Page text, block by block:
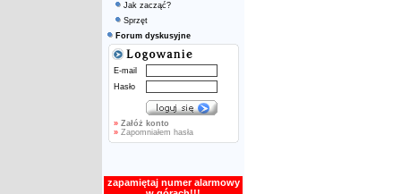
Jak zacząć?
Sprzęt
Forum dyskusyjne
E-mail
Hasło
» Załóż konto
»Zapomniałem hasła
zapamiętaj numer alarmowy